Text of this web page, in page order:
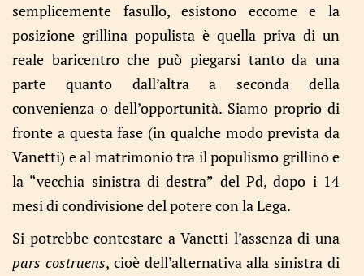
semplicemente fasullo, esistono eccome e la
posizione grillina populista è quella priva di un
reale baricentro che può piegarsi tanto da una
parte quanto dall’altra a seconda della
convenienza o dell’opportunità. Siamo proprio di
fronte a questa fase (in qualche modo prevista da
Vanetti) e al matrimonio tra il populismo grillino e
la “vecchia sinistra di destra” del Pd, dopo i 14
mesi di condivisione del potere con la Lega.
Si potrebbe contestare a Vanetti l’assenza di una
pars costruens, cioè dell’alternativa alla sinistra di